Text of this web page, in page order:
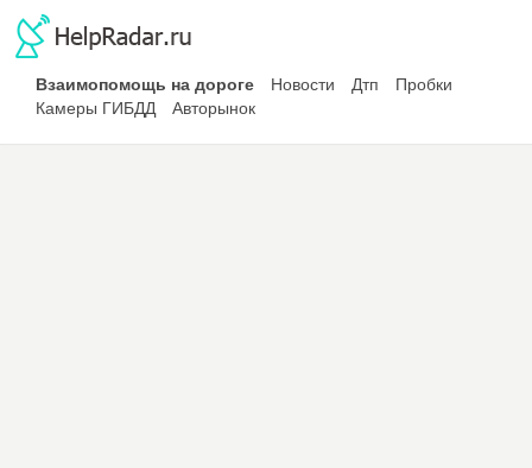
Взаимопомощь на дороге Новости Дтп
Пробки
Камеры ГИБДД
Авторынок